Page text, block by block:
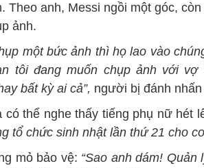
Theo anh, Messi ngồi một góc,
ảnh.
một bức ảnh thì họ lao vào
tôi đang muốn chụp ảnh với vợ
bất kỳ ai cả”, người bị đánh nhấn
có thể nghe thấy tiếng phụ nữ hét
tổ chức sinh nhật lần thứ 21 cho
mỏ bảo vệ: “Sao anh dám!